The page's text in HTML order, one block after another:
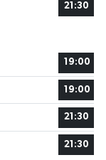
21:30
19:00
19:00
21:30
21:30